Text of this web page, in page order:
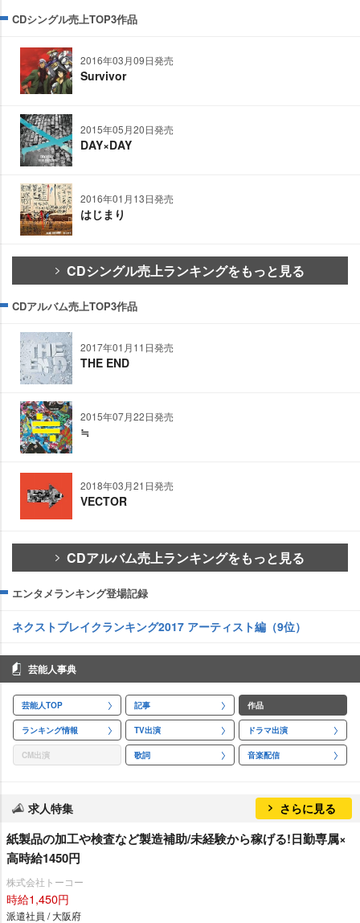
CDシングル売上TOP3作品
2016年03月09日発売
Survivor
2015年05月20日発売
DAY×DAY
2016年01月13日発売
はじまり
CDシングル売上ランキングをもっと見る
CDアルバム売上TOP3作品
2017年01月11日発売
THE END
2015年07月22日発売
≒
2018年03月21日発売
VECTOR
CDアルバム売上ランキングをもっと見る
エンタメランキング登場記録
ネクストブレイクランキング2017 アーティスト編（9位）
芸能人事典
芸能人TOP 記事 作品
ランキング情報 TV出演 ドラマ出演
CM出演 歌詞 音楽配信
求人特集 さらに見る
紙製品の加工や検査など製造補助/未経験から稼げる!日勤専属×
高時給1450円
株式会社トーコー
時給1,450円
派遣社員 / 大阪府